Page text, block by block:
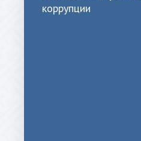
коррупции